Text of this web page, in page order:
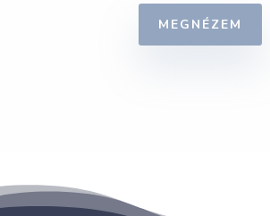
MEGNÉZEM